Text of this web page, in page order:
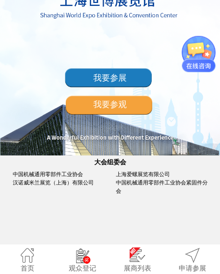
我要参展
我要参观
大会组委会
中国机械通用零部件工业协会
上海爱螺展览有限公司
汉诺威米兰展览（上海）有限公司
中国机械通用零部件工业协会紧固件分
会
首页 观众登记 展商列表 申请参展